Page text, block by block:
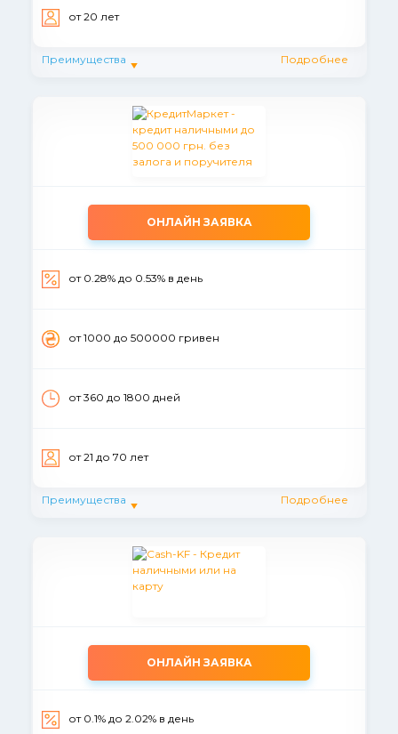
от 20 лет
Преимущества Подробнее
ОНЛАЙН ЗАЯВКА
от 0.28% до 0.53% в день
от 1000 до 500000 гривен
от 360 до 1800 дней
от 21 до 70 лет
Преимущества Подробнее
ОНЛАЙН ЗАЯВКА
от 0.1% до 2.02% в день